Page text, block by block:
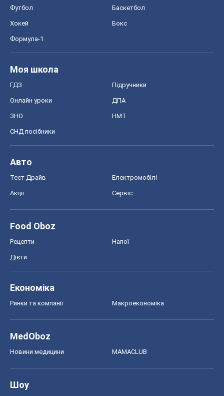
Футбол Баскетбол
Хокей Бокс
Формула-1
Моя школа
ГДЗ Підручники
Онлайн уроки ДПА
ЗНО НМТ
СНД посібники
Авто
Тест Драйв Електромобілі
Акції Сервіс
Food Oboz
Рецепти Напої
Дієти
Економіка
Ринки та компанії Макроекономіка
MedOboz
Новини медицини MAMACLUB
Шоу